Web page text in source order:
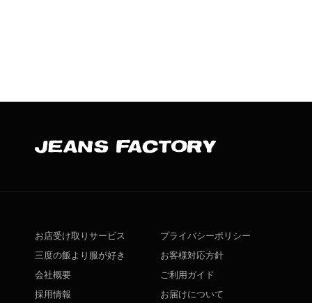
お店受け取りサービス
三度の飯より服が好き
会社概要
採用情報
プライバシーポリシー
お客様対応方針
ご利用ガイド
お届けについて